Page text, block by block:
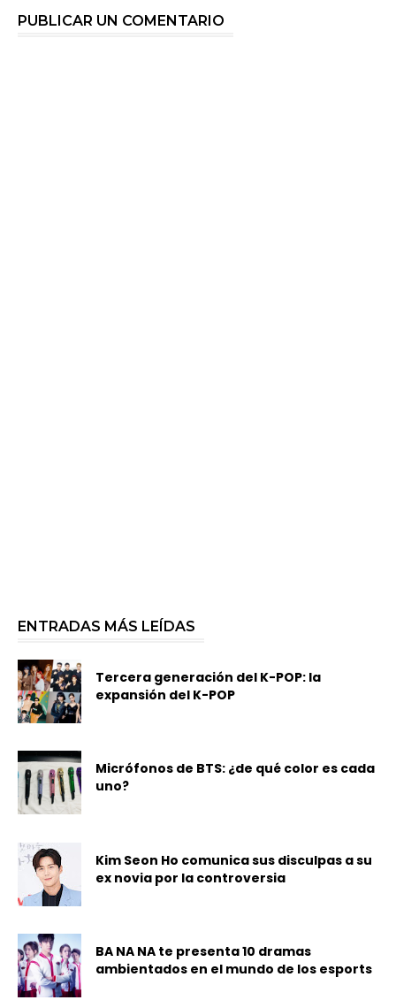
PUBLICAR UN COMENTARIO
ENTRADAS MÁS LEÍDAS
Tercera generación del K-POP: la
expansión del K-POP
Micrófonos de BTS: ¿de qué color es cada
uno?
Kim Seon Ho comunica sus disculpas a su
ex novia por la controversia
BA NA NA te presenta 10 dramas
ambientados en el mundo de los esports